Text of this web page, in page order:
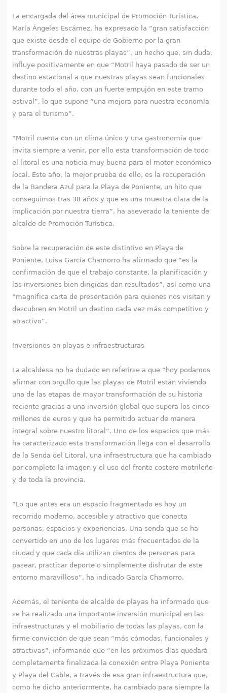
La encargada del área municipal de Promoción Turística,
María Ángeles Escámez, ha expresado la “gran satisfacción
que existe desde el equipo de Gobierno por la gran
transformación de nuestras playas”, un hecho que, sin duda,
influye positivamente en que “Motril haya pasado de ser un
destino estacional a que nuestras playas sean funcionales
durante todo el año, con un fuerte empujón en este tramo
estival”, lo que supone “una mejora para nuestra economía
y para el turismo”.
“Motril cuenta con un clima único y una gastronomía que
invita siempre a venir, por ello esta transformación de todo
el litoral es una noticia muy buena para el motor económico
local. Este año, la mejor prueba de ello, es la recuperación
de la Bandera Azul para la Playa de Poniente, un hito que
conseguimos tras 38 años y que es una muestra clara de la
implicación por nuestra tierra”, ha aseverado la teniente de
alcalde de Promoción Turística.
Sobre la recuperación de este distintivo en Playa de
Poniente, Luisa García Chamorro ha afirmado que “es la
confirmación de que el trabajo constante, la planificación y
las inversiones bien dirigidas dan resultados”, así como una
“magnífica carta de presentación para quienes nos visitan y
descubren en Motril un destino cada vez más competitivo y
atractivo”.
Inversiones en playas e infraestructuras
La alcaldesa no ha dudado en referirse a que “hoy podamos
afirmar con orgullo que las playas de Motril están viviendo
una de las etapas de mayor transformación de su historia
reciente gracias a una inversión global que supera los cinco
millones de euros y que ha permitido actuar de manera
integral sobre nuestro litoral”. Uno de los espacios que más
ha caracterizado esta transformación llega con el desarrollo
de la Senda del Litoral, una infraestructura que ha cambiado
por completo la imagen y el uso del frente costero motrileño
y de toda la provincia.
“Lo que antes era un espacio fragmentado es hoy un
recorrido moderno, accesible y atractivo que conecta
personas, espacios y experiencias. Una senda que se ha
convertido en uno de los lugares más frecuentados de la
ciudad y que cada día utilizan cientos de personas para
pasear, practicar deporte o simplemente disfrutar de este
entorno maravilloso”, ha indicado García Chamorro.
Además, el teniente de alcalde de playas ha informado que
se ha realizado una importante inversión municipal en las
infraestructuras y el mobiliario de todas las playas, con la
firme convicción de que sean “más cómodas, funcionales y
atractivas”, informando que “en los próximos días quedará
completamente finalizada la conexión entre Playa Poniente
y Playa del Cable, a través de esa gran infraestructura que,
como he dicho anteriormente, ha cambiado para siempre la